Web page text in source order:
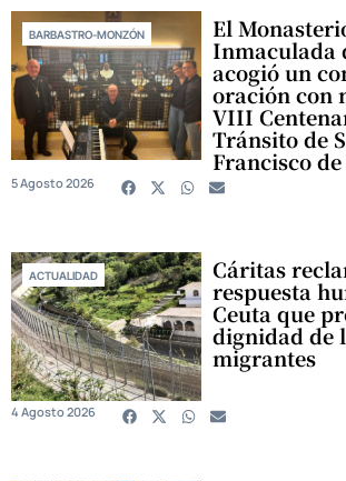
BARBASTRO-MONZÓN El
Inmaculada
acogió un
oración con
VIII
Tránsito de
Francisco
5 Agosto 2026
ACTUALIDAD Cáritas
respuesta
Ceuta que
dignidad de
migrantes
4 Agosto 2026